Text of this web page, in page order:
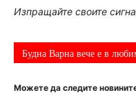
Изпращайте своите
Будна Варна вече е в
Можете да следите